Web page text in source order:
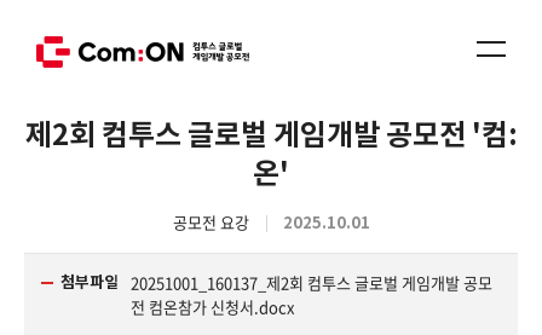
제2회 컴투스 글로벌 게임개발 공모전 '컴:
온'
공모전 요강 2025.10.01
첨부파일
20251001_160137_제2회 컴투스 글로벌 게임개발 공모
전 컴온참가 신청서.docx